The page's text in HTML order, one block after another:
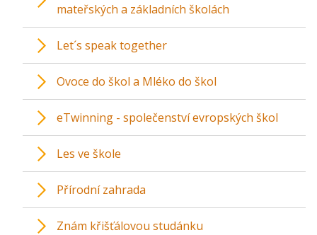
mateřských a základních školách
Let´s speak together
Ovoce do škol a Mléko do škol
eTwinning - společenství evropských škol
Les ve škole
Přírodní zahrada
Znám křišťálovou studánku